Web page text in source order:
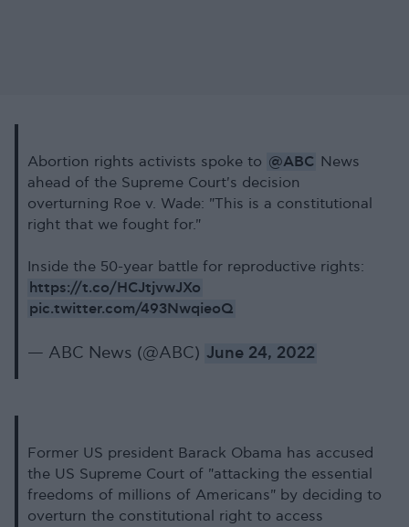
Abortion rights activists spoke to @ABC News
ahead of the Supreme Court's decision
overturning Roe v. Wade: "This is a constitutional
right that we fought for."
Inside the 50-year battle for reproductive rights:
https://t.co/HCJtjvwJXo
pic.twitter.com/493NwqieoQ
— ABC News (@ABC) June 24, 2022
Former US president Barack Obama has accused
the US Supreme Court of "attacking the essential
freedoms of millions of Americans" by deciding to
overturn the constitutional right to access